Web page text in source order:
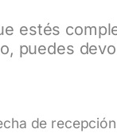
estés
puedes
de